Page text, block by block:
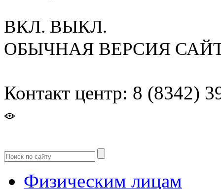
ВКЛ. ВЫКЛ.
ОБЫЧНАЯ ВЕРСИЯ
Контакт центр: 8 (8342)
Физическим лицам